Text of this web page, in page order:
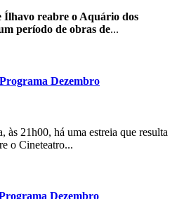
reabre o Aquário dos
período de obras de...
Dezembro
21h00, há uma estreia que resulta
o Cineteatro...
Dezembro